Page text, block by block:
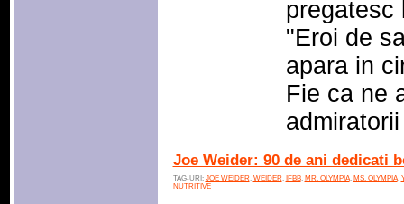
pregatesc
"Eroi de
apara in
Fie ca ne
Joe Weider: 90 de ani dedicati
TAG-URI: JOE WEIDER, WEIDER, IFBB, MR. OLYMPIA, MS. OLYMPIA,
NUTRITIVE